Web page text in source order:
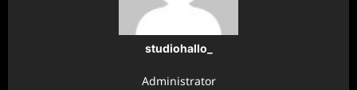
studiohallo_
Administrator